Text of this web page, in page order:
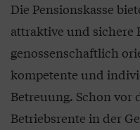
Die Pensionskasse
attraktive und sichere
genossenschaftlich
kompetente und
Betreuung. Schon
Betriebsrente in der